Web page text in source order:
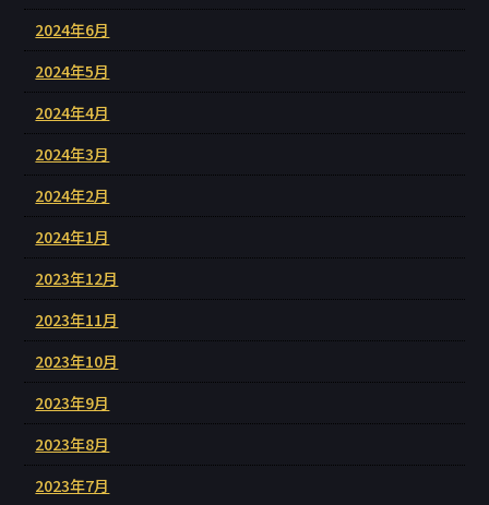
2024年6月
2024年5月
2024年4月
2024年3月
2024年2月
2024年1月
2023年12月
2023年11月
2023年10月
2023年9月
2023年8月
2023年7月